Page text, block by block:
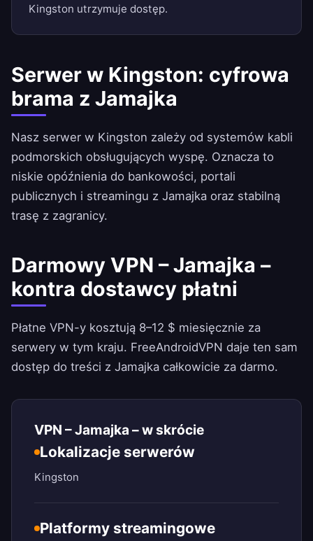
Kingston utrzymuje dostęp.
Serwer w Kingston: cyfrowa
brama z Jamajka
Nasz serwer w Kingston zależy od systemów kabli
podmorskich obsługujących wyspę. Oznacza to
niskie opóźnienia do bankowości, portali
publicznych i streamingu z Jamajka oraz stabilną
trasę z zagranicy.
Darmowy VPN – Jamajka –
kontra dostawcy płatni
Płatne VPN-y kosztują 8–12 $ miesięcznie za
serwery w tym kraju. FreeAndroidVPN daje ten sam
dostęp do treści z Jamajka całkowicie za darmo.
VPN – Jamajka – w skrócie
Lokalizacje serwerów
Kingston
Platformy streamingowe